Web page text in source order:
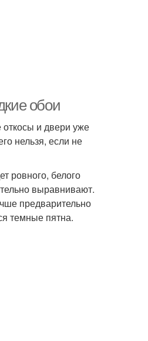
обои
и двери уже
нельзя, если не
ровного, белого
выравнивают.
предварительно
темные пятна.